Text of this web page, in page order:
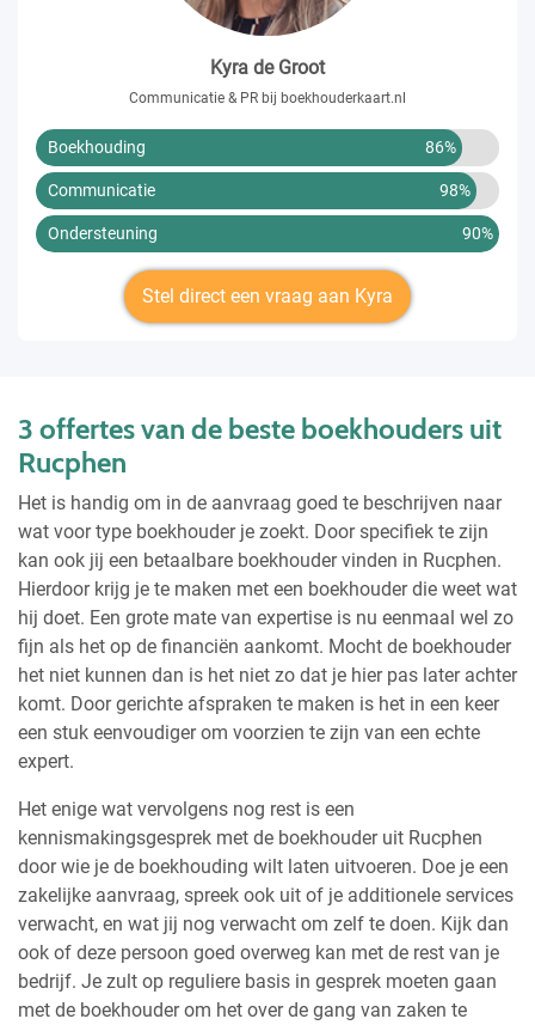
Kyra de Groot
Communicatie & PR bij boekhouderkaart.nl
Boekhouding 86%
Communicatie 98%
Ondersteuning 90%
Stel direct een vraag aan Kyra
3 offertes van de beste boekhouders uit
Rucphen
Het is handig om in de aanvraag goed te beschrijven naar
wat voor type boekhouder je zoekt. Door specifiek te zijn
kan ook jij een betaalbare boekhouder vinden in Rucphen.
Hierdoor krijg je te maken met een boekhouder die weet wat
hij doet. Een grote mate van expertise is nu eenmaal wel zo
fijn als het op de financiën aankomt. Mocht de boekhouder
het niet kunnen dan is het niet zo dat je hier pas later achter
komt. Door gerichte afspraken te maken is het in een keer
een stuk eenvoudiger om voorzien te zijn van een echte
expert.
Het enige wat vervolgens nog rest is een
kennismakingsgesprek met de boekhouder uit Rucphen
door wie je de boekhouding wilt laten uitvoeren. Doe je een
zakelijke aanvraag, spreek ook uit of je additionele services
verwacht, en wat jij nog verwacht om zelf te doen. Kijk dan
ook of deze persoon goed overweg kan met de rest van je
bedrijf. Je zult op reguliere basis in gesprek moeten gaan
met de boekhouder om het over de gang van zaken te